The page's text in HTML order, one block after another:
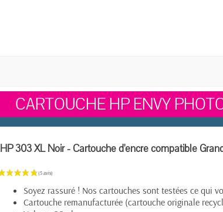
CARTOUCHE HP ENVY
HP 303 XL Noir - Cartouche d'encre compatible
Soyez rassuré ! Nos cartouches sont testées ce qui
Cartouche remanufacturée (cartouche originale